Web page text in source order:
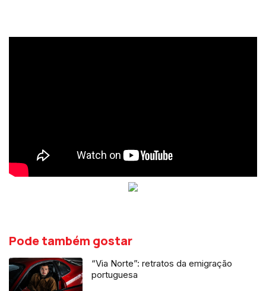
Pode também gostar
“Via Norte”: retratos da emigração
portuguesa